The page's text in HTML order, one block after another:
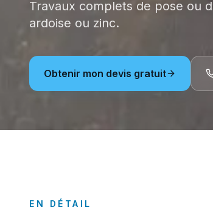
Travaux complets de pose ou
ardoise ou zinc.
Obtenir mon devis gratuit
EN DÉTAIL